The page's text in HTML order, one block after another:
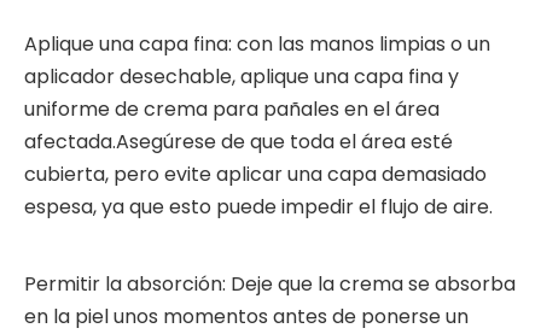
Aplique una capa fina: con las manos limpias o un
aplicador desechable, aplique una capa fina y
uniforme de crema para pañales en el área
afectada.Asegúrese de que toda el área esté
cubierta, pero evite aplicar una capa demasiado
espesa, ya que esto puede impedir el flujo de aire.
Permitir la absorción: Deje que la crema se absorba
en la piel unos momentos antes de ponerse un